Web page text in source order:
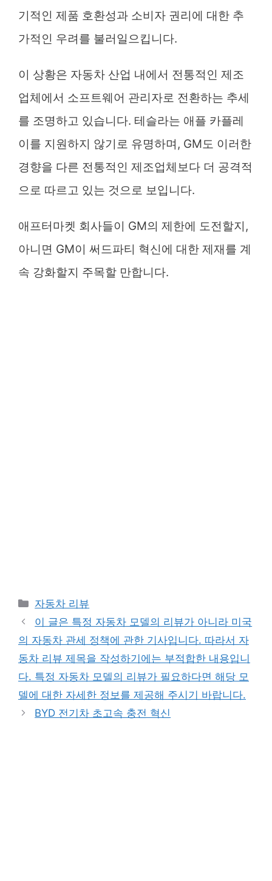
기적인 제품 호환성과 소비자 권리에 대한 추
가적인 우려를 불러일으킵니다.
이 상황은 자동차 산업 내에서 전통적인 제조
업체에서 소프트웨어 관리자로 전환하는 추세
를 조명하고 있습니다. 테슬라는 애플 카플레
이를 지원하지 않기로 유명하며, GM도 이러한
경향을 다른 전통적인 제조업체보다 더 공격적
으로 따르고 있는 것으로 보입니다.
애프터마켓 회사들이 GM의 제한에 도전할지,
아니면 GM이 써드파티 혁신에 대한 제재를 계
속 강화할지 주목할 만합니다.
Categories
자동차 리뷰
이 글은 특정 자동차 모델의 리뷰가 아니라 미국
의 자동차 관세 정책에 관한 기사입니다. 따라서 자
동차 리뷰 제목을 작성하기에는 부적합한 내용입니
다. 특정 자동차 모델의 리뷰가 필요하다면 해당 모
델에 대한 자세한 정보를 제공해 주시기 바랍니다.
BYD 전기차 초고속 충전 혁신